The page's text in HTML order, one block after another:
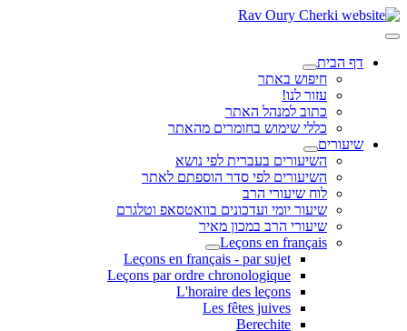
דף הבית
חיפוש באתר
עזור לנו!
כתוב למנהל האתר
כללי שימוש בחומרים מהאתר
שיעורים
השיעורים בעברית לפי נושא
השיעורים לפי סדר הוספתם לאתר
לוח שיעורי הרב
שיעור יומי ועדכונים בוואטסאפ וטלגרם
שיעורי הרב במכון מאיר
Leçons en français
Leçons en français - par sujet
Leçons par ordre chronologique
L'horaire des leçons
Les fêtes juives
Berechite